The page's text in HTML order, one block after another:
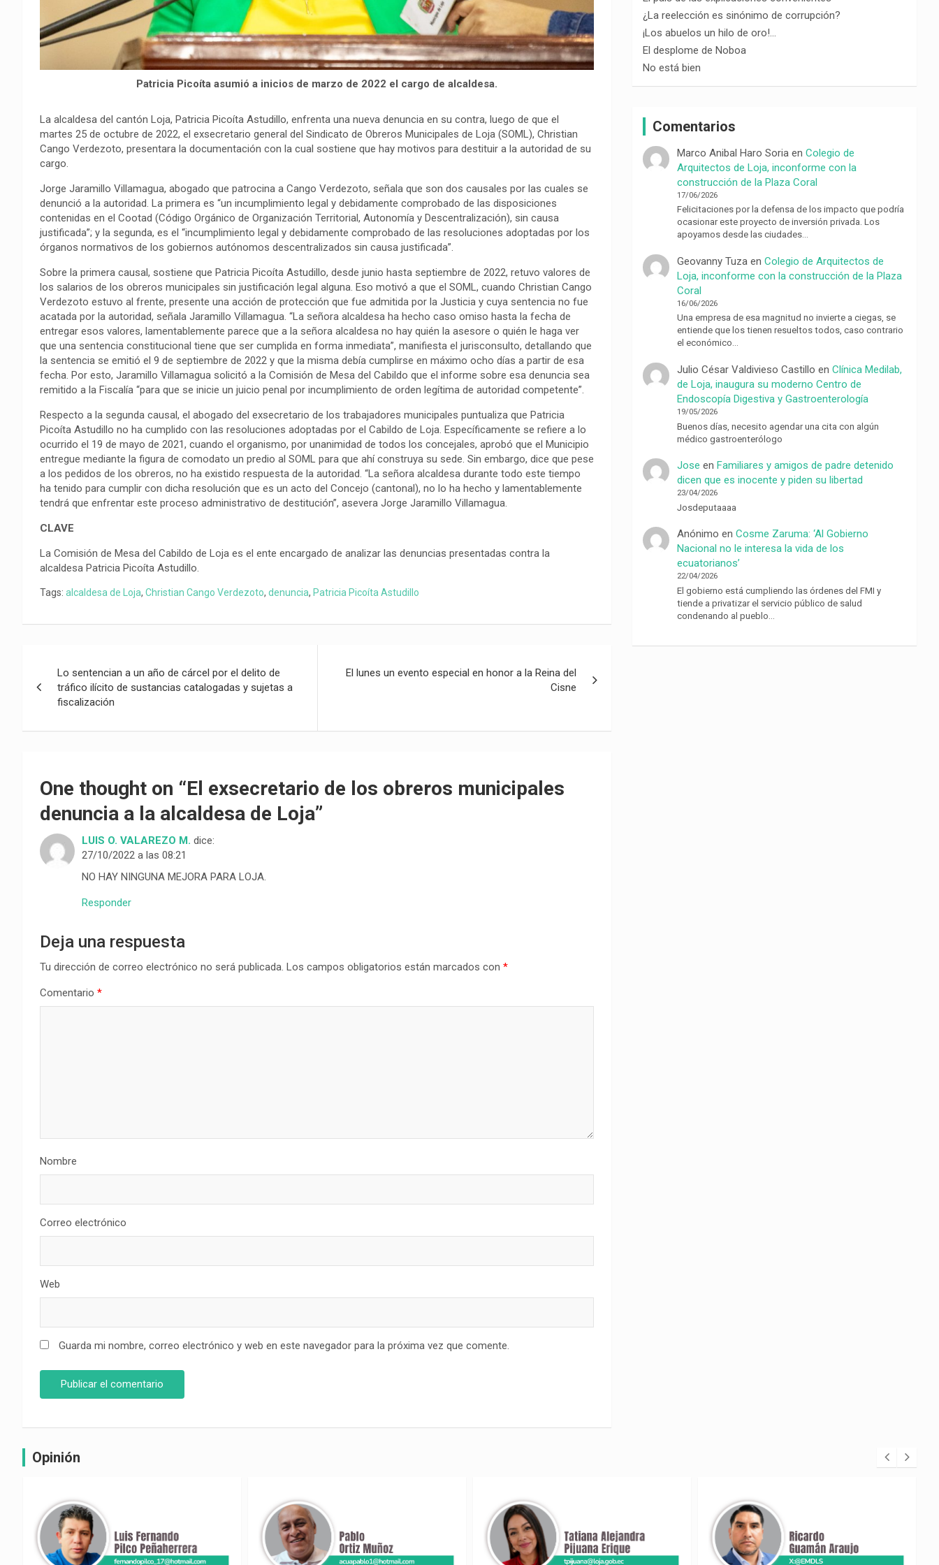
Patricia Picoíta asumió a inicios de marzo de 2022 el cargo de alcaldesa.
La alcaldesa del cantón Loja, Patricia Picoíta Astudillo, enfrenta una nueva denuncia en su contra, luego de que el
martes 25 de octubre de 2022, el exsecretario general del Sindicato de Obreros Municipales de Loja (SOML), Christian
Cango Verdezoto, presentara la documentación con la cual sostiene que hay motivos para destituir a la autoridad de su
cargo.
Jorge Jaramillo Villamagua, abogado que patrocina a Cango Verdezoto, señala que son dos causales por las cuales se
denunció a la autoridad. La primera es “un incumplimiento legal y debidamente comprobado de las disposiciones
contenidas en el Cootad (Código Orgánico de Organización Territorial, Autonomía y Descentralización), sin causa
justificada”; y la segunda, es el “incumplimiento legal y debidamente comprobado de las resoluciones adoptadas por los
órganos normativos de los gobiernos autónomos descentralizados sin causa justificada”.
Sobre la primera causal, sostiene que Patricia Picoíta Astudillo, desde junio hasta septiembre de 2022, retuvo valores de
los salarios de los obreros municipales sin justificación legal alguna. Eso motivó a que el SOML, cuando Christian Cango
Verdezoto estuvo al frente, presente una acción de protección que fue admitida por la Justicia y cuya sentencia no fue
acatada por la autoridad, señala Jaramillo Villamagua. “La señora alcaldesa ha hecho caso omiso hasta la fecha de
entregar esos valores, lamentablemente parece que a la señora alcaldesa no hay quién la asesore o quién le haga ver
que una sentencia constitucional tiene que ser cumplida en forma inmediata”, manifiesta el jurisconsulto, detallando que
la sentencia se emitió el 9 de septiembre de 2022 y que la misma debía cumplirse en máximo ocho días a partir de esa
fecha. Por esto, Jaramillo Villamagua solicitó a la Comisión de Mesa del Cabildo que el informe sobre esa denuncia sea
remitido a la Fiscalía “para que se inicie un juicio penal por incumplimiento de orden legítima de autoridad competente”.
Respecto a la segunda causal, el abogado del exsecretario de los trabajadores municipales puntualiza que Patricia
Picoíta Astudillo no ha cumplido con las resoluciones adoptadas por el Cabildo de Loja. Específicamente se refiere a lo
ocurrido el 19 de mayo de 2021, cuando el organismo, por unanimidad de todos los concejales, aprobó que el Municipio
entregue mediante la figura de comodato un predio al SOML para que ahí construya su sede. Sin embargo, dice que pese
a los pedidos de los obreros, no ha existido respuesta de la autoridad. “La señora alcaldesa durante todo este tiempo
ha tenido para cumplir con dicha resolución que es un acto del Concejo (cantonal), no lo ha hecho y lamentablemente
tendrá que enfrentar este proceso administrativo de destitución”, asevera Jorge Jaramillo Villamagua.
CLAVE
La Comisión de Mesa del Cabildo de Loja es el ente encargado de analizar las denuncias presentadas contra la
alcaldesa Patricia Picoíta Astudillo.
Tags: alcaldesa de Loja, Christian Cango Verdezoto, denuncia, Patricia Picoíta Astudillo
de
Lo sentencian a un año de cárcel por el delito de
tráfico ilícito de sustancias catalogadas y sujetas a
fiscalización
El lunes un evento especial en honor a la Reina del
Cisne
One thought on “El exsecretario de los obreros municipales
denuncia a la alcaldesa de Loja”
LUIS O. VALAREZO M. dice:
27/10/2022 a las 08:21
NO HAY NINGUNA MEJORA PARA LOJA.
Responder
Deja una respuesta
Tu dirección de correo electrónico no será publicada. Los campos obligatorios están marcados con *
Comentario *
Nombre
Correo electrónico
Web
Guarda mi nombre, correo electrónico y web en este navegador para la próxima vez que comente.
¿La reelección es sinónimo de corrupción?
¡Los abuelos un hilo de oro!…
El desplome de Noboa
No está bien
Comentarios
Marco Anibal Haro Soria enColegio de
Arquitectos de Loja, inconforme con la
construcción de la Plaza Coral
17/06/2026
Felicitaciones por la defensa de los impacto que podría
ocasionar este proyecto de inversión privada. Los
apoyamos desde las ciudades…
Geovanny Tuza enColegio de Arquitectos de
Loja, inconforme con la construcción de la Plaza
Coral
16/06/2026
Una empresa de esa magnitud no invierte a ciegas, se
entiende que los tienen resueltos todos, caso contrario
el económico…
Julio César Valdivieso Castillo enClínica Medilab,
de Loja, inaugura su moderno Centro de
Endoscopía Digestiva y Gastroenterología
19/05/2026
Buenos días, necesito agendar una cita con algún
médico gastroenterólogo
Jose enFamiliares y amigos de padre detenido
dicen que es inocente y piden su libertad
23/04/2026
Josdeputaaaa
Anónimo enCosme Zaruma: ‘Al Gobierno
Nacional no le interesa la vida de los
ecuatorianos’
22/04/2026
El gobierno está cumpliendo las órdenes del FMI y
tiende a privatizar el servicio público de salud
condenando al pueblo…
Opinión